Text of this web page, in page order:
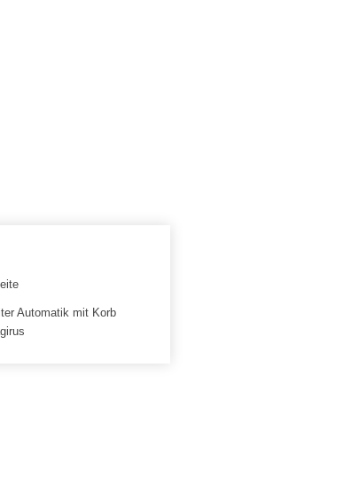
Automatik mit Korb